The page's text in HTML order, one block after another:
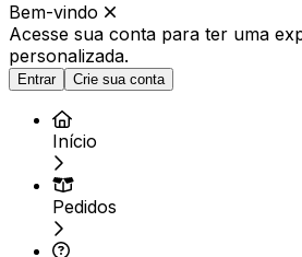
Bem-vindo
Acesse sua conta para ter uma
personalizada.
Entrar Crie sua conta
Início
Pedidos